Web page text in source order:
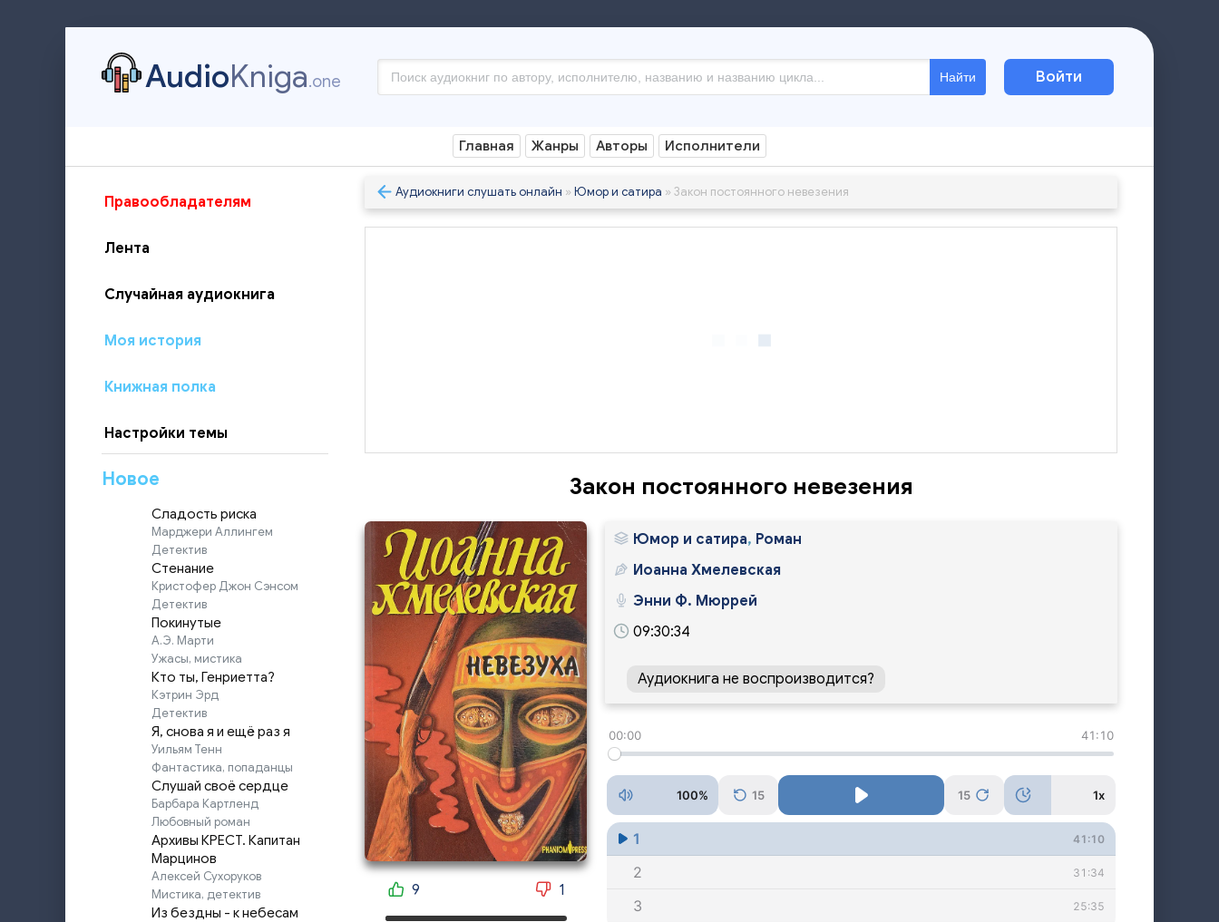
AudioKniga.one Найти Войти
Главная Жанры Авторы Исполнители
Правообладателям
Лента
Случайная аудиокнига
Моя история
Книжная полка
Настройки темы
Новое
Сладость риска
Марджери Аллингем
Детектив
Стенание
Кристофер Джон Сэнсом
Детектив
Покинутые
А.Э. Марти
Ужасы, мистика
Кто ты, Генриетта?
Кэтрин Эрд
Детектив
Я, снова я и ещё раз я
Уильям Тенн
Фантастика, попаданцы
Слушай своё сердце
Барбара Картленд
Любовный роман
Архивы КРЕСТ. Капитан
Марцинов
Алексей Сухоруков
Мистика, детектив
Из бездны - к небесам
Аудиокниги слушать онлайн » Юмор и сатира » Закон постоянного невезения
Закон постоянного невезения
9 1
Юмор и сатира, Роман
Иоанна Хмелевская
Энни Ф. Мюррей
09:30:34
Аудиокнига не воспроизводится?
00:00 41:10
100% 15 15 1x
1 41:10
2 31:34
3 25:35